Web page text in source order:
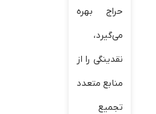
حراج بهره
می‌گیرد،
نقدینگی را از
منابع متعدد
تجمیع